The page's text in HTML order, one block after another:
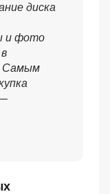
диска
и фото
Самым